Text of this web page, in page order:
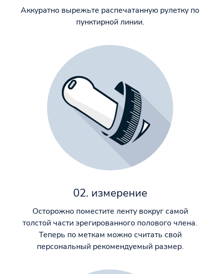
Аккуратно вырежьте распечатанную рулетку по
пунктирной линии.
02. измерение
Осторожно поместите ленту вокруг самой
толстой части эрегированного полового члена.
Теперь по меткам можно считать свой
персональный рекомендуемый размер.